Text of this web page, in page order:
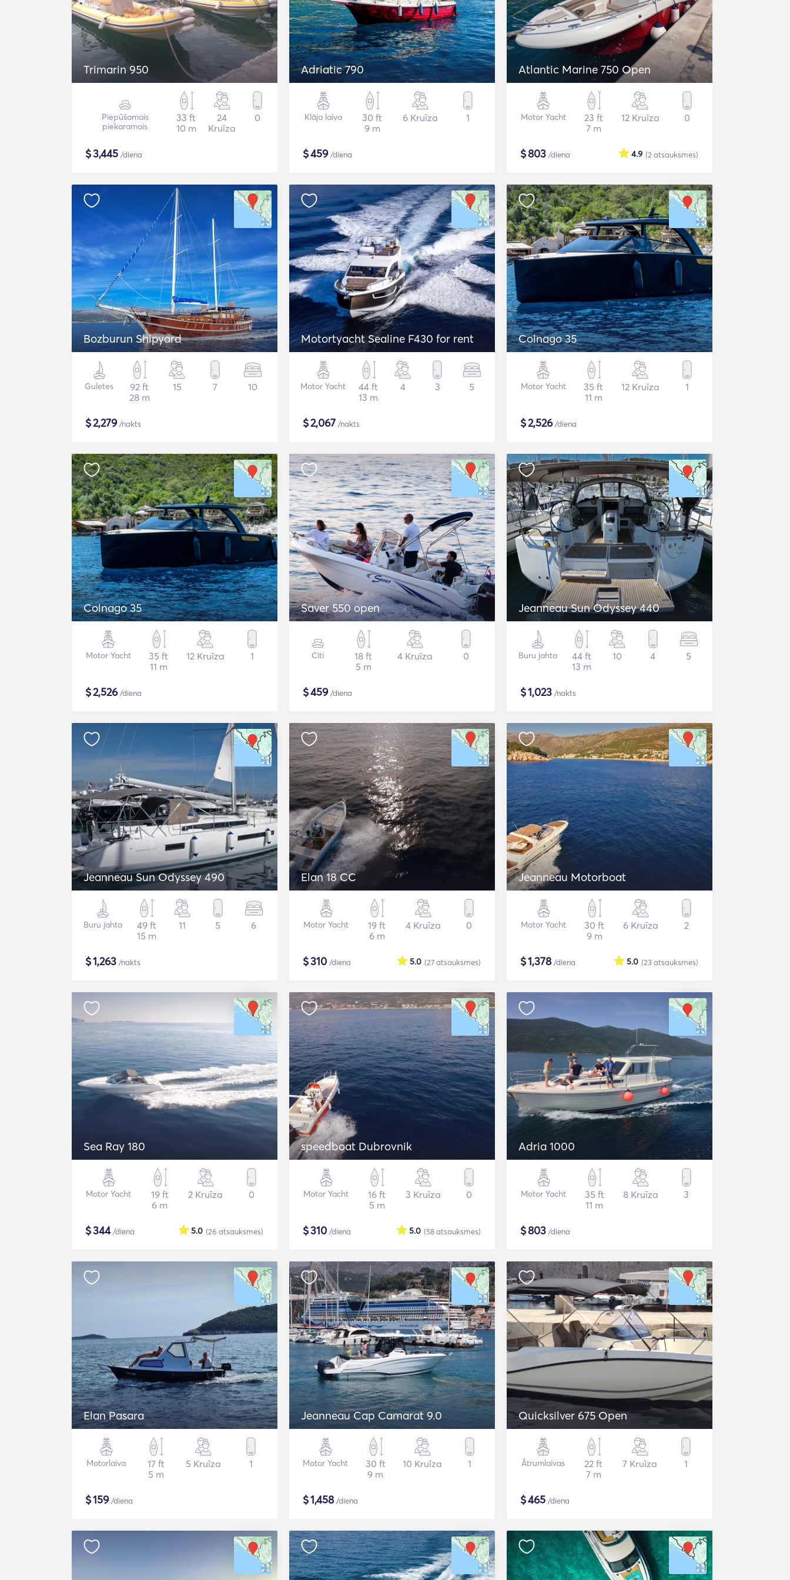
Trimarin 950
Piepūšamais
piekaramais
33 ft
10 m
24
Kruīza
0
$3,445 /diena
Adriatic 790
Klāja laiva
30 ft
9 m
6 Kruīza 1
$459/diena
Atlantic Marine 750 Open
Motor Yacht
23 ft
7 m
12 Kruīza 0
$803 /diena (2 atsauksmes)
4.9
Bozburun Shipyard
Guletes
92 ft
28 m
15 7 10
$2,279/nakts
Motortyacht Sealine F430 for rent
Motor Yacht
44 ft
13 m
4 3 5
$2,067 /nakts
Colnago 35
Motor Yacht
35 ft
11 m
12 Kruīza 1
$2,526/diena
Colnago 35
Motor Yacht
35 ft
11 m
12 Kruīza 1
$2,526/diena
Saver 550 open
Citi
18 ft
5 m
4 Kruīza 0
$459/diena
Jeanneau Sun Odyssey 440
Buru jahta
44 ft
13 m
10 4 5
$1,023 /nakts
Jeanneau Sun Odyssey 490
Buru jahta
49 ft
15 m
11 5 6
$1,263 /nakts
Elan 18 CC
Motor Yacht
19 ft
6 m
4 Kruīza 0
$310 /diena (27atsauksmes)
5.0
Jeanneau Motorboat
Motor Yacht
30 ft
9 m
6 Kruīza 2
$1,378/diena (23atsauksmes)
5.0
Sea Ray 180
Motor Yacht
19 ft
6 m
2 Kruīza 0
$344/diena (26 atsauksmes)
5.0
speedboat Dubrovnik
Motor Yacht
16 ft
5 m
3 Kruīza 0
$310 /diena (58atsauksmes)
5.0
Adria 1000
Motor Yacht
35 ft
11 m
8 Kruīza 3
$803 /diena
Elan Pasara
Motorlaiva
17 ft
5 m
5 Kruīza 1
$159/diena
Jeanneau Cap Camarat 9.0
Motor Yacht
30 ft
9 m
10 Kruīza 1
$1,458/diena
Quicksilver 675 Open
Ātrumlaivas
22 ft
7 m
7 Kruīza 1
$465 /diena